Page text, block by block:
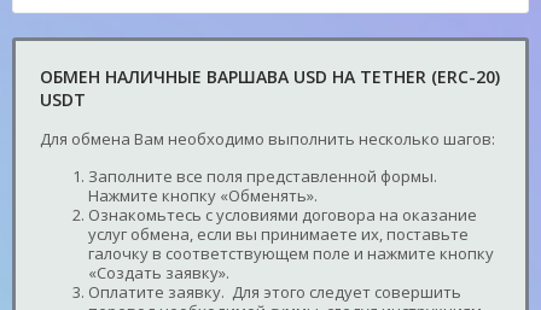
ОБМЕН НАЛИЧНЫЕ ВАРШАВА USD НА TETHER (ERC-20)
USDT
Для обмена Вам необходимо выполнить несколько шагов:
Заполните все поля представленной формы.
Нажмите кнопку «Обменять».
Ознакомьтесь с условиями договора на оказание
услуг обмена, если вы принимаете их, поставьте
галочку в соответствующем поле и нажмите кнопку
«Создать заявку».
Оплатите заявку. Для этого следует совершить